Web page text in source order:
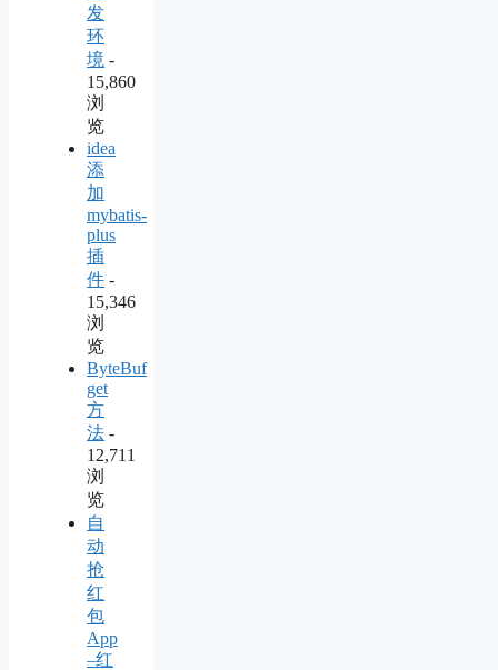
发
环
境 -
15,860
浏
览
idea
添
加
mybatis-
plus
插
件 -
15,346
浏
览
ByteBuf
get
方
法 -
12,711
浏
览
自
动
抢
红
包
App
–红